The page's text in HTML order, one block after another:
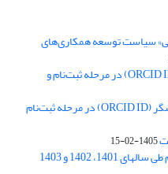
سیاست توسعه همکاری‌های
بازگشت الزام درج شناسه پژوهشگر (ORCID ID) در مرحله ثبت‌نام و
برداشته شدن الزام درج شناسه پژوهشگر (ORCID ID) در مرحله ثبت‌نام
1405-02-15
1402 و 1403